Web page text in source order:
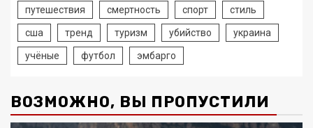
путешествия смертность спорт стиль
сша тренд туризм убийство украина
учёные футбол эмбарго
ВОЗМОЖНО, ВЫ ПРОПУСТИЛИ